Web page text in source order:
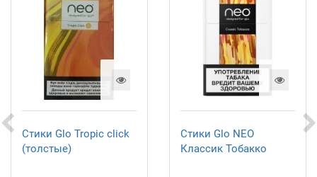
Стики Glo Tropic click
(толстые)
Стики Glo NEO
Классик Тобакко